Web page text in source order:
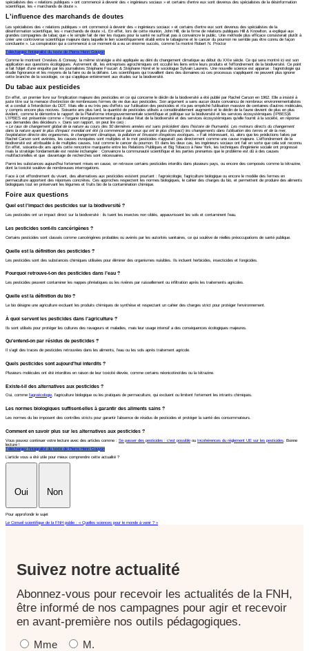
spécialistes des « relations publiques » ont commencé à devenir des « ingénieurs sociaux » et certains d’entre eux sont devenus des spécialistes de la désinformation
scientifique, les « marchands de doute ».
L’influence des marchands de doutes
Les spécialistes des « relations publiques » ont commencé à devenir des « ingénieurs sociaux » et certains d’entre eux sont devenus des spécialistes de la
désinformation scientifique, les « marchands de doute »1. En effet, lors de cette réunion, John Hill, de la firme de relations publiques Hill & Knowlton, a expliqué aux
grandes compagnies de tabac que « le simple fait de nier les risques pour la santé ne suffirait pas à convaincre le public. Une méthode plus efficace consisterait plutôt à
créer une controverse scientifique majeure dans laquelle le lien scientifiquement établi entre le tabagisme et le cancer du poumon ne semble pas être connu de façon
concluante ». La conspiration qui a commencé à ce moment-là a eu un énorme succès, comme l’a montré Robert N. Proctor
Téléchargez l’intégralité du texte de Pierre Henri Gouyon
Comme le montrent Oreskes & Conway, la même stratégie a été appliquée au déni du changement climatique au début du XXIe siècle. Ce qui sera montré ici est son
application aux questions écologiques. Autrement dit, les entreprises agrochimiques ont occulté les liens entre leurs produits et l’effondrement de la biodiversité. Ce point
a fait l’objet d’une enquête par les journalistes Stéphane Foucart & Stéphane Horel et le sociologue Sylvain Laurens. Une nouvelle science est apparue : l’agnotologie qui
étudie l’ignorance et les moyens de la faire ou de la défaire. Les scientifiques qui travaillent dans des domaines où ces processus s’appliquent ne peuvent plus ignorer
cette branche de la sociologie, ce qui s’applique entièrement aux études sur la biodiversité.
Du tabac aux pesticides
En effet, un premier livre sur l’implication majeure des pesticides en ce qui concerne le déclin de la biodiversité a été publié par Rachel Carson en 1962. Elle a insisté à
juste titre sur la menace d’extinction de nombreuses formes de vie due aux pesticides. Son argument a sans aucun doute convaincu de nombreux environnementalistes
et a conduit à l’interdiction du DDT. Mais elle a eu très peu d’effets sur l’utilisation des pesticides et n’a pas empêché l’utilisation massive de centaines d’autres molécules,
y compris encore plus nocives. Soixante ans plus tard, la quantité de pesticides utilisés a considérablement augmenté et le déclin de la faune devient de plus en plus
évident, comme le démontre le rapport de la Plateforme intergouvernementale scientifique et politique sur la biodiversité et les services écosystémiques (IPBES)8.
L’IPBES est présentée comme « l’organe intergouvernemental qui évalue l’état de la biodiversité et des services écosystémiques qu’elle fournit à la société, en réponse
aux demandes des décideurs ». Dans son rapport, on peut lire ceci :
« Le taux de changement global de la nature au cours des 50 dernières années est sans précédent dans l’histoire de l’humanité. Les moteurs directs du changement
dans la nature ayant le plus d’impact mondial ont été (à commencer par ceux qui ont le plus d’impact) les changements dans l’utilisation des terres et de la mer,
l’exploitation directe des organismes, le changement climatique, la pollution et l’invasion d’espèces exotiques. » Fait intéressant, ici, alors que les prédictions faites par
Rachel Carson sont avérées, les causes invoquées sont multiples et le mot pesticides n’apparaît pas directement comme une cause majeure. L’effondrement de la
biodiversité est attribuable à de multiples causes, tout comme le cancer du poumon. Et dans les deux cas, les ingénieurs sociaux ont fait en sorte que cela soit reconnu.
En effet, soixante-dix ans après cette rencontre marquante entre les Relations Publiques et Big Tobacco à New York, les techniques d’ingénierie sociale ont progressé
mais la stratégie fondamentale est restée inchangée : Convaincre la communauté scientifique et les parties prenantes que le problème est dû à des causes
multifactorielles et que davantage de recherches sont nécessaires.
Parmi les substances aujourd’hui fortement mises en cause, on retrouve certains pesticides interdits dans plusieurs pays, ou encore des composés comme la tétrazine,
dont la toxicité soulève de nombreuses interrogations.
Face à cet effondrement du vivant, des alternatives aux pesticides existent pourtant : l’agroécologie, l’agriculture biologique ou encore le modèle des fermes en
permaculture apportent des réponses concrètes. Ces approches respectent les normes biologiques, le cahier des charges du bio, et permettent de produire des aliments
biologiques tout en préservant les légumes et fruits bio de la contamination chimique.
Foire aux questions
Quel est l’impact des pesticides sur la biodiversité ?
Les pesticides ont un impact direct sur la biodiversité : ils tuent les insectes non ciblés, appauvrissent les sols et contaminent l’eau.
Les pesticides sont-ils cancérigènes ?
Certains pesticides sont classés comme cancérigènes probables ou avérés par les autorités sanitaires, ce qui soulève de réelles préoccupations de santé publique.
Quelle est la définition des pesticides ?
Les pesticides sont des substances chimiques utilisées pour éliminer des organismes nuisibles. Ils incluent herbicides, insecticides et fongicides.
Pourquoi retrouve-t-on des pesticides dans l’eau ?
Les pesticides peuvent contaminer les nappes phréatiques ou les rivières par ruissellement ou infiltration après les traitements agricoles.
Quelle est la définition du bio ?
Le bio désigne une agriculture excluant les produits chimiques de synthèse et respectant un cahier des charges strict pour protéger l’environnement.
À quoi servent les pesticides dans l’agriculture ?
Ils sont utilisés pour protéger les cultures des ravageurs et maladies, mais leur usage intensif a des conséquences écologiques majeures.
Qu’entend-on par résidus de pesticides ?
Il s'agit des traces de pesticides retrouvées dans les aliments, l’eau ou les sols après traitement agricole.
Quels pesticides sont aujourd’hui interdits ?
Plusieurs molécules ont été interdites en raison de leur toxicité élevée, comme certains néonicotinoïdes ou la tétrazine.
Existe-t-il des alternatives aux pesticides ?
Oui, comme l’agroécologie, l’agriculture biologique ou les pratiques de permaculture, qui excluent ou limitent fortement les intrants chimiques.
Les normes biologiques suffisent-elles à garantir des aliments sains ?
Les normes du bio imposent des contrôles stricts pour garantir l’absence de résidus de pesticides et protéger la santé des consommateurs.
Comment en savoir plus sur les alternatives aux pesticides ?
Vous pouvez continuer votre lecture avec des articles comme : Se passer des pesticides : c’est possible ou Incohérences du règlement UE sur les pesticides . Bonne
lecture !
Téléchargez l’intégralité du texte de Pierre Henri Gouyon
L'article vous a été utile pour mieux comprendre cette actualité ?
Oui Non
Pour approfondir le sujet
Le Conseil scientifique de la FNH publie : « Quelles sciences pour le monde à venir ? »
Suivez notre actualité
Abonnez-vous pour recevoir les actualités de la FNH,
être informé de nos campagnes pour agir et recevoir
en avant-première nos outils pédagogiques.
Mme M.